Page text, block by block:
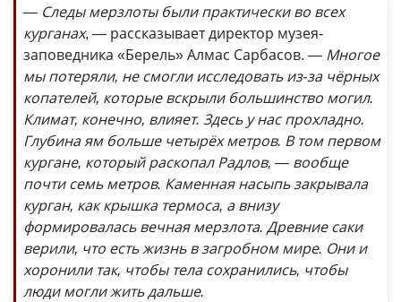
— Следы мерзлоты были практически во всех
курганах, — рассказывает директор музея-
заповедника «Берель» Алмас Сарбасов. — Многое
мы потеряли, не смогли исследовать из-за чёрных
копателей, которые вскрыли большинство могил.
Климат, конечно, влияет. Здесь у нас прохладно.
Глубина ям больше четырёх метров. В том первом
кургане, который раскопал Радлов, — вообще
почти семь метров. Каменная насыпь закрывала
курган, как крышка термоса, а внизу
формировалась вечная мерзлота. Древние саки
верили, что есть жизнь в загробном мире. Они и
хоронили так, чтобы тела сохранились, чтобы
люди могли жить дальше.